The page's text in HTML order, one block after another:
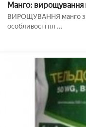
Манго: вирощування
посадка і щеплення
ВИРОЩУВАННЯ манго з
особливості пл ...